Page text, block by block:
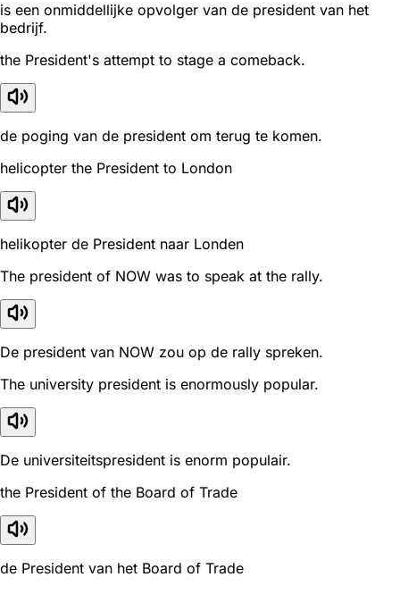
is een onmiddellijke opvolger van de president van het
bedrijf.
the President's attempt to stage a comeback.
de poging van de president om terug te komen.
helicopter the President to London
helikopter de President naar Londen
The president of NOW was to speak at the rally.
De president van NOW zou op de rally spreken.
The university president is enormously popular.
De universiteitspresident is enorm populair.
the President of the Board of Trade
de President van het Board of Trade